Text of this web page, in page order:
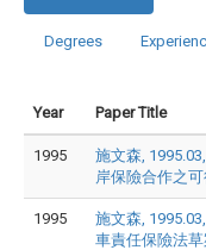
Degrees
Year Paper Title
1995
施文森,
岸保險合作之
1995
施文森,
車責任保險法